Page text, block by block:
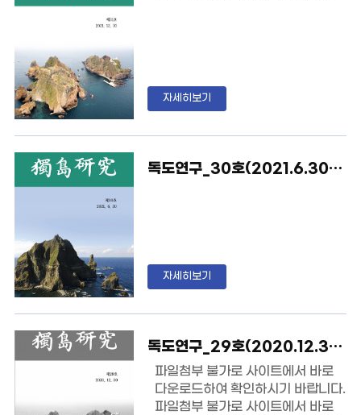
자세히보기
독도연구_30호(2021.6.30)_영남대독도연구소
자세히보기
독도연구_29호(2020.12.30)_영남대독도연구소
파일첨부 불가로 사이트에서 바로
다운로드하여 확인하시기 바랍니다.
파일첨부 불가로 사이트에서 바로